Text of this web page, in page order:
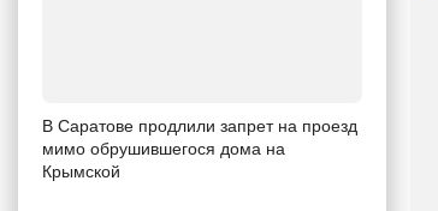
В Саратове продлили запрет на проезд
мимо обрушившегося дома на
Крымской